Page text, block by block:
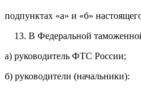
подпунктах «а» и «б»
В Федеральной
а) руководитель ФТС России;
б) руководители (начальники):